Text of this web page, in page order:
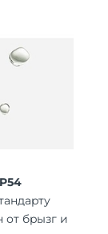
от брызг и